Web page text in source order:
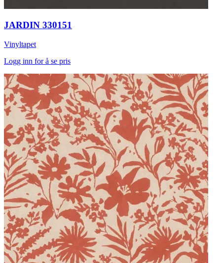
JARDIN 330151
Vinyltapet
Logg inn for å se pris